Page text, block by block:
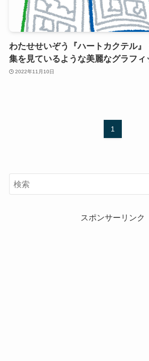
わたせせいぞう『ハートカクテル』
集を見ているような美麗なグラフィ
2022年11月10日
1
スポンサーリンク